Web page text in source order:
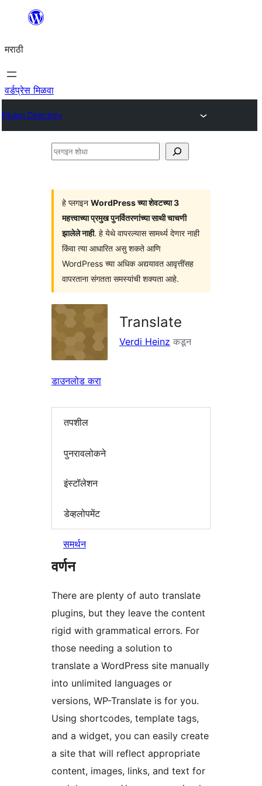
सामुग्रीवर
मराठी
वर्डप्रेस मिळवा
Plugin Directory
प्लगइन
हे प्लगइन WordPress च्या शेवटच्या 3
महत्त्वाच्या प्रमुख पुनर्वितरणांच्या साथी चाचणी
झालेले नाही. हे येथे वापरल्यास सामर्थ्य देणार नाही
किंवा त्या आधारित असु शकते आणि
WordPress च्या अधिक अद्ययावत आवृत्तींसह
वापरताना संगतता समस्यांची शक्यता आहे.
Translate
Verdi Heinz कडून
डाउनलोड करा
तपशील
पुनरावलोकने
इंस्टॉलेशन
डेव्हलोपमेंट
समर्थन
वर्णन
There are plenty of auto translate
plugins, but they leave the content
rigid with grammatical errors. For
those needing a solution to
translate a WordPress site manually
into unlimited languages or
versions, WP-Translate is for you.
Using shortcodes, template tags,
and a widget, you can easily create
a site that will reflect appropriate
content, images, links, and text for